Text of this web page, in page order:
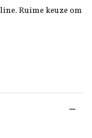
Ruime keuze om